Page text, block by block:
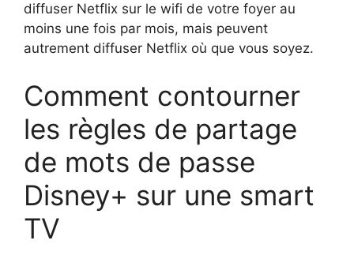
diffuser Netflix sur le wifi de votre foyer au
moins une fois par mois, mais peuvent
autrement diffuser Netflix où que vous soyez.
Comment contourner
les règles de partage
de mots de passe
Disney+ sur une smart
TV